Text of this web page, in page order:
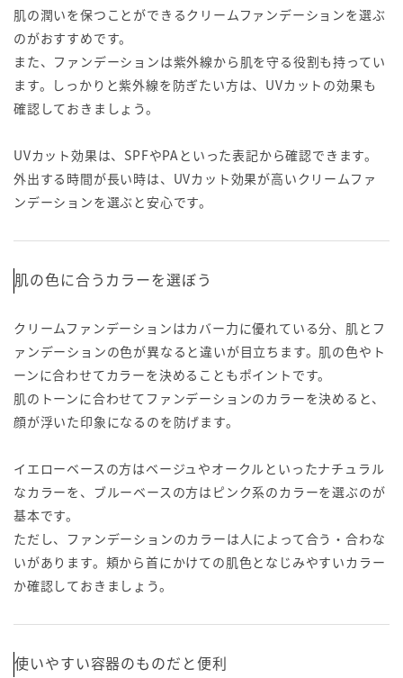
肌の潤いを保つことができるクリームファンデーションを選ぶ
のがおすすめです。
また、ファンデーションは紫外線から肌を守る役割も持ってい
ます。しっかりと紫外線を防ぎたい方は、UVカットの効果も
確認しておきましょう。
UVカット効果は、SPFやPAといった表記から確認できます。
外出する時間が長い時は、UVカット効果が高いクリームファ
ンデーションを選ぶと安心です。
肌の色に合うカラーを選ぼう
クリームファンデーションはカバー力に優れている分、肌とフ
ァンデーションの色が異なると違いが目立ちます。肌の色やト
ーンに合わせてカラーを決めることもポイントです。
肌のトーンに合わせてファンデーションのカラーを決めると、
顔が浮いた印象になるのを防げます。
イエローベースの方はベージュやオークルといったナチュラル
なカラーを、ブルーベースの方はピンク系のカラーを選ぶのが
基本です。
ただし、ファンデーションのカラーは人によって合う・合わな
いがあります。頬から首にかけての肌色となじみやすいカラー
か確認しておきましょう。
使いやすい容器のものだと便利